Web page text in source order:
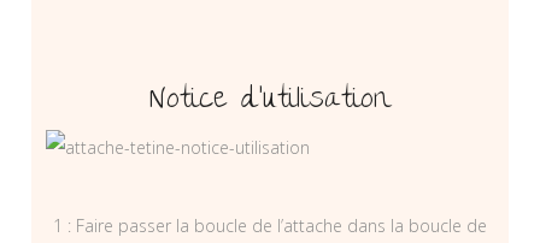
Notice d’utilisation
1 : Faire passer la boucle de l’attache dans la boucle de